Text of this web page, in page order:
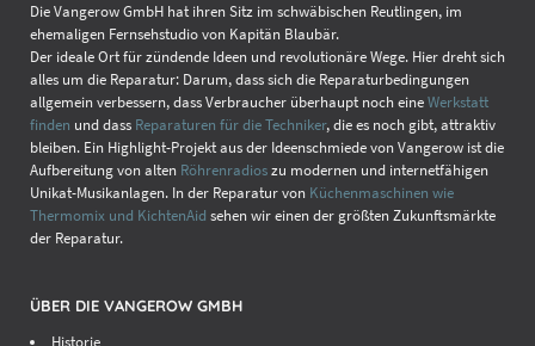
Die Vangerow GmbH hat ihren Sitz im schwäbischen Reutlingen, im
ehemaligen Fernsehstudio von Kapitän Blaubär.
Der ideale Ort für zündende Ideen und revolutionäre Wege. Hier dreht sich
alles um die Reparatur: Darum, dass sich die Reparaturbedingungen
allgemein verbessern, dass Verbraucher überhaupt noch eineWerkstatt
finden und dass Reparaturen für die Techniker, die es noch gibt, attraktiv
bleiben. Ein Highlight-Projekt aus der Ideenschmiede von Vangerow ist die
Aufbereitung von alten Röhrenradioszu modernen und internetfähigen
Unikat-Musikanlagen. In der Reparatur von Küchenmaschinen wie
Thermomix und KichtenAid sehen wir einen der größten Zukunftsmärkte
der Reparatur.
ÜBER DIE VANGEROW GMBH